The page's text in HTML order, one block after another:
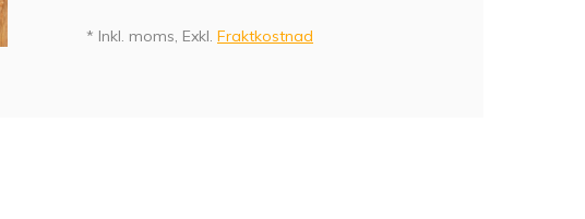
* Inkl. moms, Exkl. Fraktkostnad